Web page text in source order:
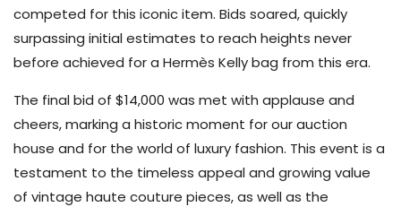
competed for this iconic item. Bids soared, quickly
surpassing initial estimates to reach heights never
before achieved for a Hermès Kelly bag from this era.
The final bid of $14,000 was met with applause and
cheers, marking a historic moment for our auction
house and for the world of luxury fashion. This event is a
testament to the timeless appeal and growing value
of vintage haute couture pieces, as well as the